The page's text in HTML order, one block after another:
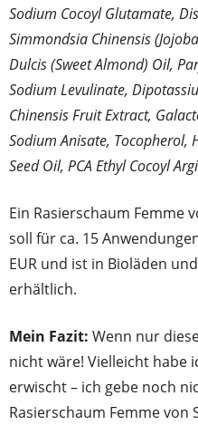
Sodium Cocoyl Glutamate,
Simmondsia Chinensis
Dulcis (Sweet Almond) Oil,
Sodium Levulinate,
Chinensis Fruit Extract,
Sodium Anisate, Tocopherol,
Seed Oil, PCA Ethyl Cocoyl
Ein Rasierschaum Femme
soll für ca. 15
EUR und ist in Bioläden
erhältlich.
Mein Fazit: Wenn nur
nicht wäre! Vielleicht habe
erwischt – ich gebe noch
Rasierschaum Femme